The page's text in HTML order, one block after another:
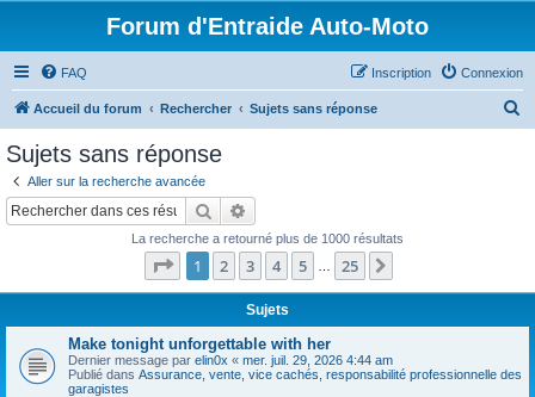
Forum d'Entraide Auto-Moto
FAQ Connexion
Inscription
Accueil du forum Rechercher Sujets sans réponse
Sujets sans réponse
Aller sur la recherche avancée
Rechercher
La recherche a retourné plus de 1000 résultats
Page 1sur25
1 2 3 4 5 25
Sujets
Make tonight unforgettable with her
Dernier message par elin0x « mer. juil. 29, 2026 4:44 am
Publié dans Assurance, vente, vice cachés, responsabilité professionnelle des
garagistes